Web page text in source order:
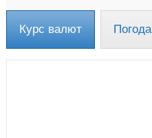
Курс валют Погода